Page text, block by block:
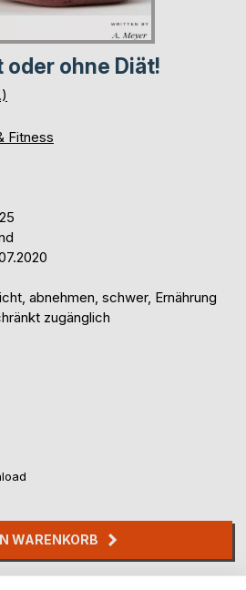
ohne Diät!
Fitness
abnehmen, schwer, Ernährung
zugänglich
WARENKORB